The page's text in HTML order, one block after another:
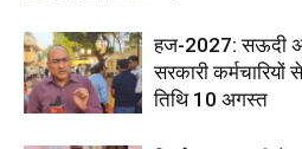
हज-2027: सऊदी
सरकारी
तिथि 10 अगस्त